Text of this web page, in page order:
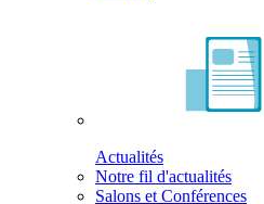
Actualités
Notre fil d'actualités
Salons et Conférences